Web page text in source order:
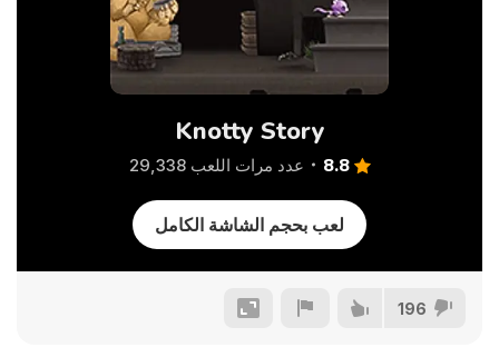
Knotty Story
8.8 عدد مرات اللعب 29,338
لعب بحجم الشاشة الكامل
196